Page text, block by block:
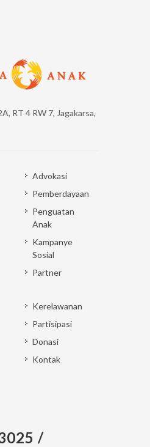
RT 4 RW 7, Jagakarsa,
Advokasi
Pemberdayaan
Penguatan
Anak
Kampanye
Sosial
Partner
Kerelawanan
Partisipasi
Donasi
Kontak
/